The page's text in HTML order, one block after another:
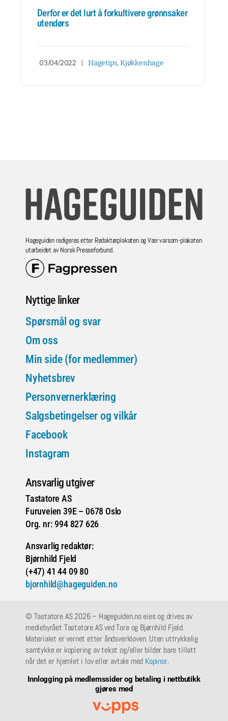
Derfor er det lurt å forkultivere grønnsaker
utendørs
03/04/2022 Hagetips,Kjøkkenhage
Hageguiden redigeres etter Redaktørplakaten og Vær varsom-plakaten
utarbeidet av Norsk Presseforbund.
Nyttige linker
Spørsmål og svar
Om oss
Min side (for medlemmer)
Nyhetsbrev
Personvernerklæring
Salgsbetingelser og vilkår
Facebook
Instagram
Ansvarlig utgiver
Tastatore AS
Furuveien 39E – 0678 Oslo
Org. nr: 994 827 626
Ansvarlig redaktør:
Bjørnhild Fjeld
(+47) 41 44 09 80
bjornhild@hageguiden.no
© Tastatore AS 2026 – Hageguiden.no eies og drives av
mediebyrået Tastatore AS ved Tore og Bjørnhild Fjeld.
Materialet er vernet etter åndsverkloven. Uten uttrykkelig
samtykke er kopiering av tekst og/eller bilder bare tillatt
når det er hjemlet i lov eller avtale med Kopinor.
Innlogging på medlemssider og betaling i nettbutikk
gjøres med